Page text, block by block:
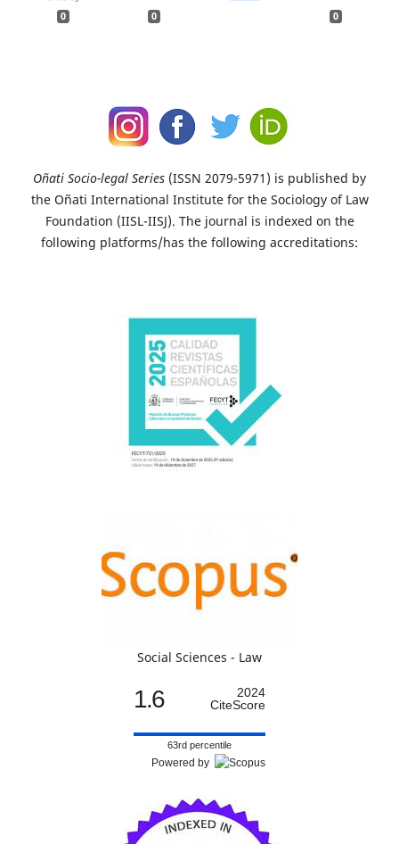
0 0 0
Oñati Socio-legal Series (ISSN 2079-5971) is published by
the Oñati International Institute for the Sociology of Law
Foundation (IISL-IISJ). The journal is indexed on the
following platforms/has the following accreditations:
Social Sciences - Law
1.6
2024
CiteScore
63rd percentile
Powered by